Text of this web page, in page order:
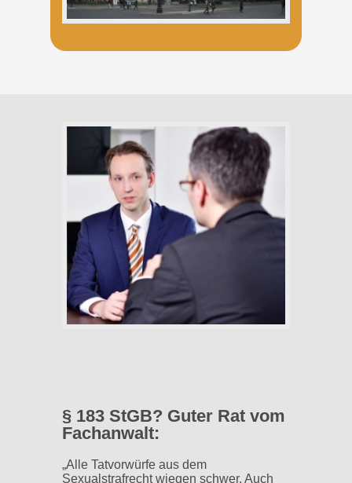
§ 183 StGB? Guter Rat vom
Fachanwalt:
„Alle Tatvorwürfe aus dem
Sexualstrafrecht wiegen schwer. Auch